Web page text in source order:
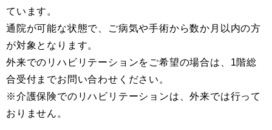
ています。
通院が可能な状態で、ご病気や手術から数か月以内の方
が対象となります。
外来でのリハビリテーションをご希望の場合は、1階総
合受付までお問い合わせください。
※介護保険でのリハビリテーションは、外来では行って
おりません。